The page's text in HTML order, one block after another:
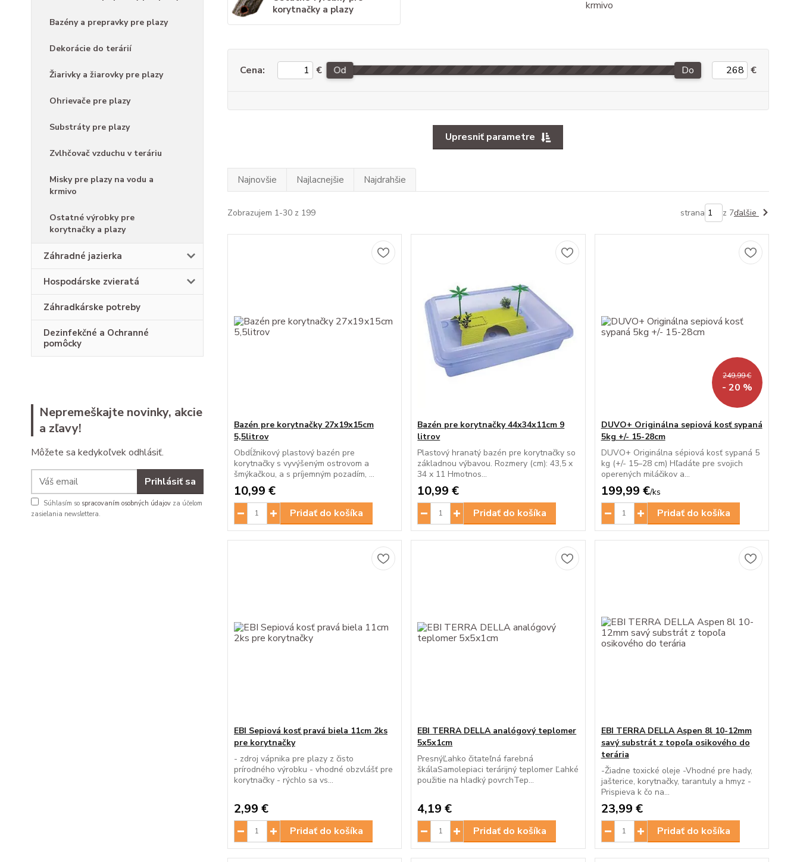
Bazény a prepravky pre plazy
Dekorácie do terárií
Žiarivky a žiarovky pre plazy
Ohrievače pre plazy
Substráty pre plazy
Zvlhčovač vzduchu v teráriu
Misky pre plazy na vodu a
krmivo
Ostatné výrobky pre
korytnačky a plazy
Záhradné jazierka
Hospodárske zvieratá
Záhradkárske potreby
Dezinfekčné a Ochranné
pomôcky
Nepremeškajte novinky, akcie
a zľavy!
Môžete sa kedykoľvek odhlásiť.
Prihlásiť sa
Súhlasím so spracovaním osobných údajov za účelom
zasielania newslettera.
korytnačky a plazy
Upresniť parametre
Cena: € Od Do €
Najnovšie Najlacnejšie Najdrahšie
Zobrazujem 1-30 z 199 strana z 7ďalšie
Bazén pre korytnačky 27x19x15cm
5,5litrov
Obdĺžnikový plastový bazén pre
korytnačky s vyvýšeným ostrovom a
šmýkačkou, a s príjemným pozadím, ...
10,99 €
Pridať do košíka
Bazén pre korytnačky 44x34x11cm 9
litrov
Plastový hranatý bazén pre korytnačky so
základnou výbavou. Rozmery (cm): 43,5 x
34 x 11 Hmotnos...
10,99 €
Pridať do košíka
249,99 €
- 20 %
DUVO+ Originálna sepiová kosť sypaná
5kg +/- 15-28cm
DUVO+ Originálna sépiová kosť sypaná 5
kg (+/- 15–28 cm) Hľadáte pre svojich
operených miláčikov a...
199,99 €/ks
Pridať do košíka
EBI Sepiová kosť pravá biela 11cm 2ks
pre korytnačky
- zdroj vápnika pre plazy z čisto
prírodného výrobku - vhodné obzvlášť pre
korytnačky - rýchlo sa vs...
2,99 €
Pridať do košíka
EBI TERRA DELLA analógový teplomer
5x5x1cm
PresnýĽahko čitateľná farebná
škálaSamolepiaci terárijný teplomer Ľahké
použitie na hladký povrchTep...
4,19 €
Pridať do košíka
EBI TERRA DELLA Aspen 8l 10-12mm
savý substrát z topoľa osikového do
terária
-Žiadne toxické oleje -Vhodné pre hady,
jašterice, korytnačky, tarantuly a hmyz -
Prispieva k čo na...
23,99 €
Pridať do košíka